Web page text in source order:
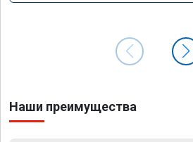
Наши преимущества